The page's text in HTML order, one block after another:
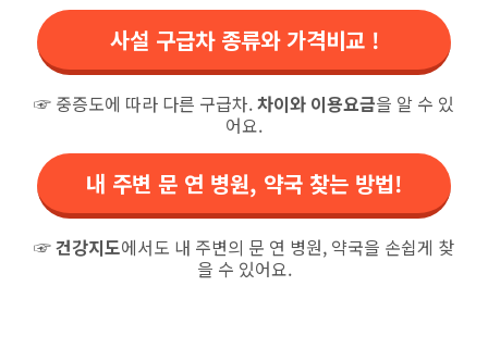
사설 구급차 종류와 가격비교 !
☞ 중증도에 따라 다른 구급차.차이와 이용요금을 알 수 있
어요.
내 주변 문 연 병원, 약국 찾는 방법!
☞건강지도에서도 내 주변의 문 연 병원, 약국을 손쉽게 찾
을 수 있어요.